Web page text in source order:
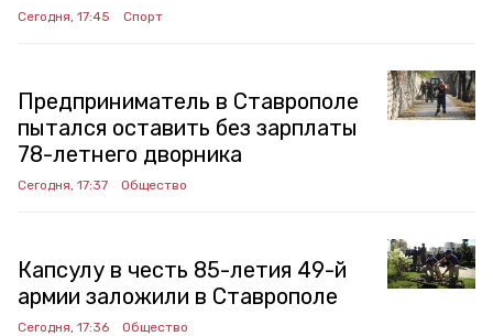
Сегодня, 17:45 Спорт
Предприниматель в Ставрополе
пытался оставить без зарплаты
78-летнего дворника
Сегодня, 17:37 Общество
Капсулу в честь 85-летия 49-й
армии заложили в Ставрополе
Сегодня, 17:36 Общество